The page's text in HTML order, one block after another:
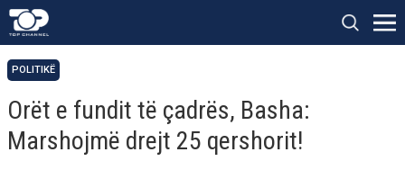
POLITIKË
Orët e fundit të çadrës, Basha:
Marshojmë drejt 25 qershorit!